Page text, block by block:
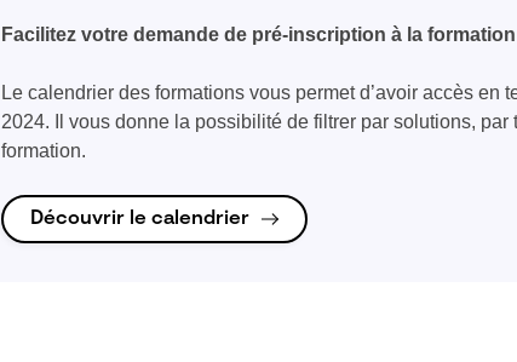
Facilitez votre demande de pré-inscription à la
Le calendrier des formations vous permet d’avoir accès en
2024. Il vous donne la possibilité de filtrer par solutions,
formation.
Découvrir le calendrier